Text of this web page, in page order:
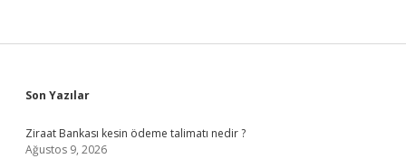
Sidebar
Son Yazılar
Ziraat Bankası kesin ödeme talimatı nedir ?
Ağustos 9, 2026